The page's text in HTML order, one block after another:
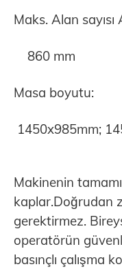
Maks. Alan sayısı
860 mm
Masa boyutu:
1450x985mm;
Makinenin
kaplar.Doğrudan
gerektirmez.
operatörün
basınçlı çalışma